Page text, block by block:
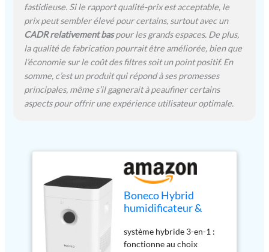
fastidieuse. Si le rapport qualité-prix est acceptable, le
prix peut sembler élevé pour certains, surtout avec un
CADR relativement baspour les grands espaces. De plus,
la qualité de fabrication pourrait être améliorée, bien que
l’économie sur le coût des filtres soit un point positif. En
somme, c’est un produit qui répond à ses promesses
principales, même s’il gagnerait à peaufiner certains
aspects pour offrir une expérience utilisateur optimale.
Boneco Hybrid
humidificateur &
H300 - Système
Hybride 3 en 1 -
système hybride 3-en-1 :
fonctionne au choix